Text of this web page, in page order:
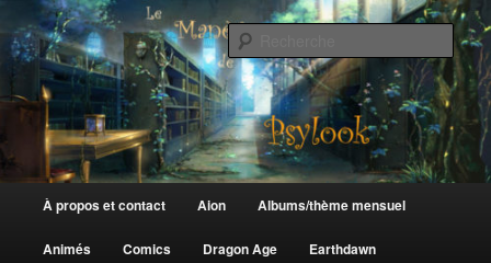
au
contenu
principalLe Manège de Psylook
principal
À propos et contact Aion Albums/thème mensuel
Animés Comics Dragon Age Earthdawn